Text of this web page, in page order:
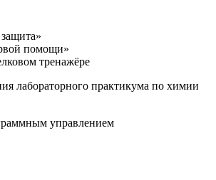
помощи»
тренажёре
лабораторного практикума по химии
управлением